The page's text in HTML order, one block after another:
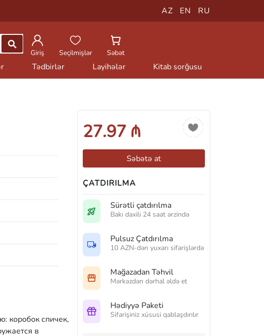
AZ EN RU
Giriş
Seçilmişlər Səbət
Tədbirlər Layihələr Kitab sorğusu
коробок спичек,
в
27.97 ₼
Səbətə at
ÇATDIRILMA
Sürətli çatdırılma
Bakı daxili 24 saat ərzində
Pulsuz Çatdırılma
10 AZN-dən yuxarı sifarişlərdə
Mağazadan Təhvil
Mərkəzdən dərhal əldə et
Hədiyyə Paketi
Sifarişiniz xüsusi qablaşdırılır